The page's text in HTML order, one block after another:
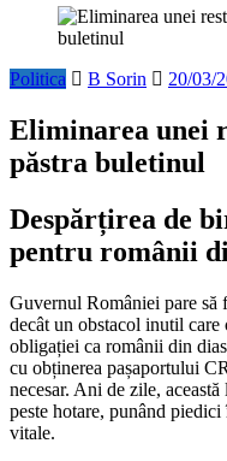
Politica B Sorin 20/03/
Eliminarea unei
păstra buletinul
Despărțirea de
pentru românii
Guvernul României pare să
decât un obstacol inutil
obligației ca românii din
cu obținerea pașaportului
necesar. Ani de zile,
peste hotare, punând
vitale.